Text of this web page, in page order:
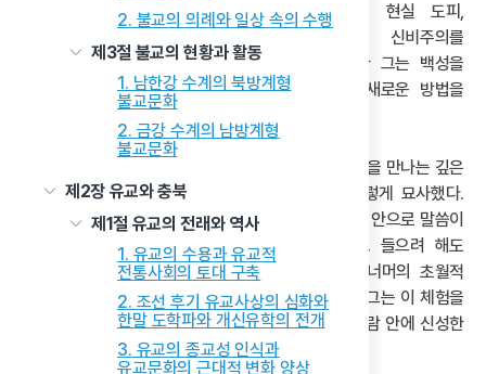
2. 불교의 의례와 일상 속의 수행
제3절 불교의 현황과 활동
1. 남한강 수계의 북방계형
불교문화
2. 금강 수계의 남방계형
불교문화
제2장 유교와 충북
제1절 유교의 전래와 역사
1. 유교의 수용과 유교적
전통사회의 토대 구축
2. 조선 후기 유교사상의 심화와
한말 도학파와 개신유학의 전개
3. 유교의 종교성 인식과
유교문화의 근대적 변화 양상
불교의 현실 도피,
도교의 신비주의를
비판한 그는 백성을
구할 새로운 방법을
모색했고, 그 결과 동학을 창시하였다.
최제우는 경주 용담정에서 한 인격적 존재인 ‘한울님’을 만나는 깊은
종교적 체험을 했다. 최제우는 경신년의 체험을 이렇게 묘사했다.
“몸이 몹시 떨리면서 밖으로는 신령한 기운이 접하고 안으로 말씀이
가르침으로 내리는데, 보려 해도 보이지 아니하고 들으려 해도
들리지 않았다.” 최제우가 마주한 한울님은 하늘 너머의 초월적
신이 아니라, 모든 사람 안에 모셔져 있는 존재였다. 그는 이 체험을
‘시천주(侍天主)’로 명명하였다. ‘시천주’는 모든 사람 안에 신성한
하늘, 즉 한울이 내재해 있다는 깨달음을 뜻한다.